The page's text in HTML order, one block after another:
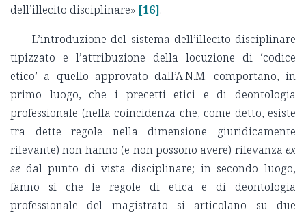
dell’illecito disciplinare» [16].
L’introduzione del sistema dell’illecito disciplinare
tipizzato e l’attribuzione della locuzione di ‘codice
etico’ a quello approvato dall’A.N.M. comportano, in
primo luogo, che i precetti etici e di deontologia
professionale (nella coincidenza che, come detto, esiste
tra dette regole nella dimensione giuridicamente
rilevante) non hanno (e non possono avere) rilevanza ex
se dal punto di vista disciplinare; in secondo luogo,
fanno sì che le regole di etica e di deontologia
professionale del magistrato si articolano su due